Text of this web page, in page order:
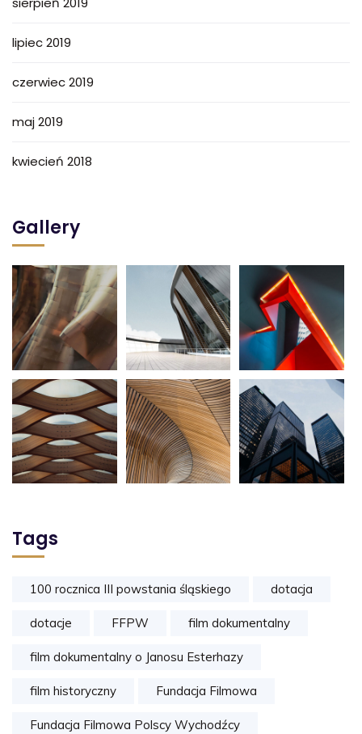
lipiec 2019
czerwiec 2019
maj 2019
kwiecień 2018
Gallery
Tags
100 rocznica III powstania śląskiego dotacja
dotacje FFPW film dokumentalny
film dokumentalny o Janosu Esterhazy
film historyczny Fundacja Filmowa
Fundacja Filmowa Polscy Wychodźcy